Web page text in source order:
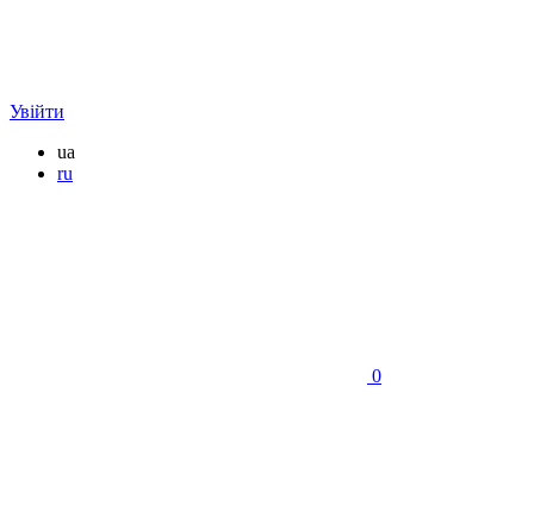
Увійти
ua
ru
0